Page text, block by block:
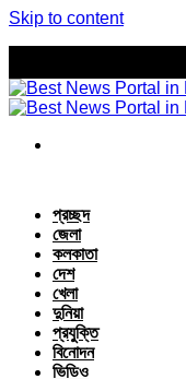
Skip to content
প্রচ্ছদ
জেলা
কলকাতা
দেশ
খেলা
দুনিয়া
প্রযুক্তি
বিনোদন
ভিডিও